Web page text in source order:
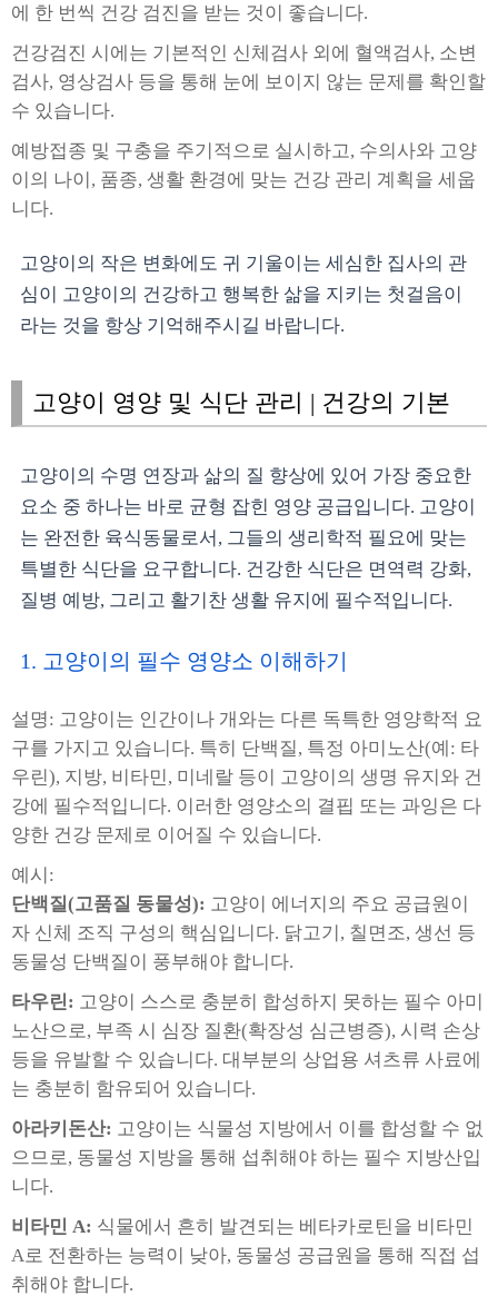
에 한 번씩 건강 검진을 받는 것이 좋습니다.
건강검진 시에는 기본적인 신체검사 외에 혈액검사, 소변
검사, 영상검사 등을 통해 눈에 보이지 않는 문제를 확인할
수 있습니다.
예방접종 및 구충을 주기적으로 실시하고, 수의사와 고양
이의 나이, 품종, 생활 환경에 맞는 건강 관리 계획을 세웁
니다.
고양이의 작은 변화에도 귀 기울이는 세심한 집사의 관
심이 고양이의 건강하고 행복한 삶을 지키는 첫걸음이
라는 것을 항상 기억해주시길 바랍니다.
고양이 영양 및 식단 관리 | 건강의 기본
고양이의 수명 연장과 삶의 질 향상에 있어 가장 중요한
요소 중 하나는 바로 균형 잡힌 영양 공급입니다. 고양이
는 완전한 육식동물로서, 그들의 생리학적 필요에 맞는
특별한 식단을 요구합니다. 건강한 식단은 면역력 강화,
질병 예방, 그리고 활기찬 생활 유지에 필수적입니다.
1. 고양이의 필수 영양소 이해하기
설명: 고양이는 인간이나 개와는 다른 독특한 영양학적 요
구를 가지고 있습니다. 특히 단백질, 특정 아미노산(예: 타
우린), 지방, 비타민, 미네랄 등이 고양이의 생명 유지와 건
강에 필수적입니다. 이러한 영양소의 결핍 또는 과잉은 다
양한 건강 문제로 이어질 수 있습니다.
예시:
단백질(고품질 동물성): 고양이 에너지의 주요 공급원이
자 신체 조직 구성의 핵심입니다. 닭고기, 칠면조, 생선 등
동물성 단백질이 풍부해야 합니다.
타우린: 고양이 스스로 충분히 합성하지 못하는 필수 아미
노산으로, 부족 시 심장 질환(확장성 심근병증), 시력 손상
등을 유발할 수 있습니다. 대부분의 상업용 셔츠류 사료에
는 충분히 함유되어 있습니다.
아라키돈산: 고양이는 식물성 지방에서 이를 합성할 수 없
으므로, 동물성 지방을 통해 섭취해야 하는 필수 지방산입
니다.
비타민 A: 식물에서 흔히 발견되는 베타카로틴을 비타민
A로 전환하는 능력이 낮아, 동물성 공급원을 통해 직접 섭
취해야 합니다.